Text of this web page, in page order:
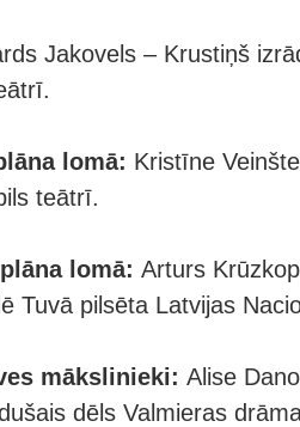
Jakovels – Krustiņš
lomā: Kristīne
teātrī.
lomā: Arturs
Tuvā pilsēta Latvijas
mākslinieki: Alise
dēls Valmieras